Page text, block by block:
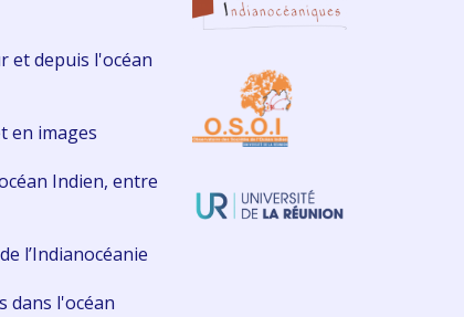
et depuis l'océan
en images
Indien, entre
l’Indianocéanie
dans l'océan